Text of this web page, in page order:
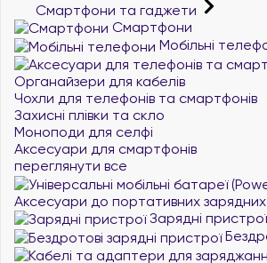
Смартфони та гаджети
Смартфони
Мобільні
Органайзери для кабелів
Чохли для телефонів та смартфонів
Захисні плівки та скло
Моноподи для селфі
Аксесуари для смартфонів
переглянути все
Аксесуари до портативних зарядних
Зарядні пристрої